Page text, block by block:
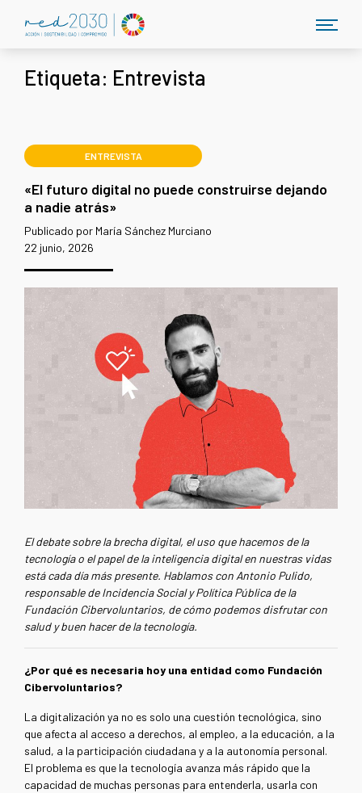
Etiqueta: Entrevista
ENTREVISTA
«El futuro digital no puede construirse dejando
a nadie atrás»
Publicado por María Sánchez Murciano
22 junio, 2026
El debate sobre la brecha digital, el uso que hacemos de la
tecnología o el papel de la inteligencia digital en nuestras vidas
está cada día más presente. Hablamos con Antonio Pulido,
responsable de Incidencia Social y Política Pública de la
Fundación Cibervoluntarios, de cómo podemos disfrutar con
salud y buen hacer de la tecnología.
¿Por qué es necesaria hoy una entidad como Fundación
Cibervoluntarios?
La digitalización ya no es solo una cuestión tecnológica, sino
que afecta al acceso a derechos, al empleo, a la educación, a la
salud, a la participación ciudadana y a la autonomía personal.
El problema es que la tecnología avanza más rápido que la
capacidad de muchas personas para entenderla, usarla con